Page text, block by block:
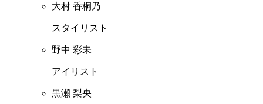
大村 香桐乃
スタイリスト
野中 彩未
アイリスト
黒瀬 梨央